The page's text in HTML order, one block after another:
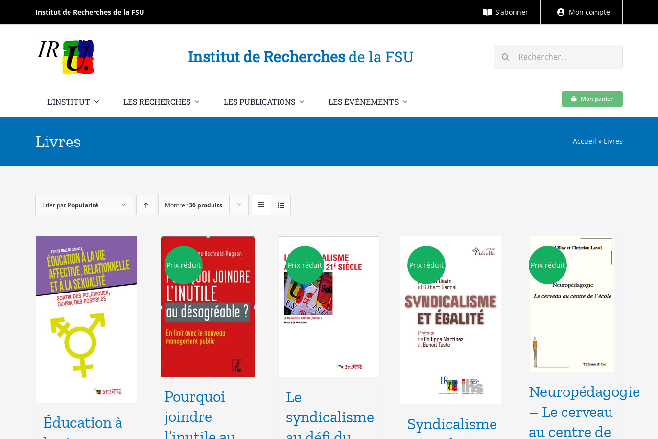
contenu
Institut de Recherches de la FSU S’abonner Mon compte
Institut de Recherchesde la FSU Rechercher:
L’INSTITUT LES RECHERCHES LES PUBLICATIONS LES ÉVÉNEMENTS Mon panier
Livres Accueil » Livres
Trier par Popularité Montrer36 produits
Éducation à
Prix réduit
Pourquoi
joindre
Prix réduit
Le
syndicalisme
Prix réduit
Syndicalisme
Prix réduit
Neuropédagogie
– Le cerveau
au centre de